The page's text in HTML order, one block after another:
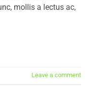
mollis a lectus ac,
Leave a comment